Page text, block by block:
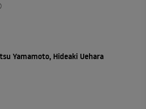
Yamamoto, Hideaki Uehara